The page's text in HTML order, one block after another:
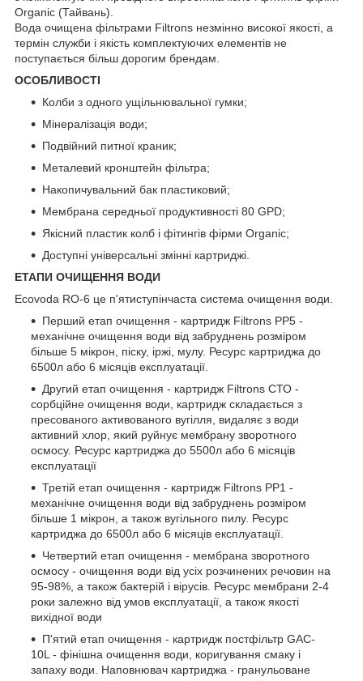
Organic (Тайвань).
Вода очищена фільтрами Filtrons незмінно високої якості, а
термін служби і якість комплектуючих елементів не
поступається більш дорогим брендам.
ОСОБЛИВОСТІ
Колби з одного ущільнювальної гумки;
Мінералізація води;
Подвійний питної краник;
Металевий кронштейн фільтра;
Накопичувальний бак пластиковий;
Мембрана середньої продуктивності 80 GPD;
Якісний пластик колб і фітингів фірми Organic;
Доступні універсальні змінні картриджі.
ЕТАПИ ОЧИЩЕННЯ ВОДИ
Ecovoda RO-6 це п'ятиступінчаста система очищення води.
Перший етап очищення - картридж Filtrons PP5 -
механічне очищення води від забруднень розміром
більше 5 мікрон, піску, іржі, мулу. Ресурс картриджа до
6500л або 6 місяців експлуатації.
Другий етап очищення - картридж Filtrons СТО -
сорбційне очищення води, картридж складається з
пресованого активованого вугілля, видаляє з води
активний хлор, який руйнує мембрану зворотного
осмосу. Ресурс картриджа до 5500л або 6 місяців
експлуатації
Третій етап очищення - картридж Filtrons PP1 -
механічне очищення води від забруднень розміром
більше 1 мікрон, а також вугільного пилу. Ресурс
картриджа до 6500л або 6 місяців експлуатації.
Четвертий етап очищення - мембрана зворотного
осмосу - очищення води від усіх розчинених речовин на
95-98%, а також бактерій і вірусів. Ресурс мембрани 2-4
роки залежно від умов експлуатації, а також якості
вихідної води
П'ятий етап очищення - картридж постфільтр GAC-
10L - фінішна очищення води, коригування смаку і
запаху води. Наповнювач картриджа - гранульоване